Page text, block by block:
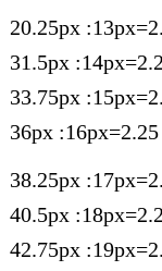
20.25px
31.5px
33.75px
36px :16px=2.25
38.25px
40.5px
42.75px